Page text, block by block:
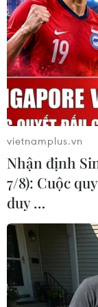
TIN LIÊN
vietnamplus.vn
Nhận định
7/8): Cuộc
duy …